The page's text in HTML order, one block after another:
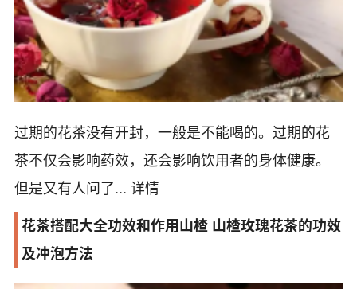
过期的花茶没有开封，一般是不能喝的。过期的花
茶不仅会影响药效，还会影响饮用者的身体健康。
但是又有人问了... 详情
花茶搭配大全功效和作用山楂 山楂玫瑰花茶的功效
及冲泡方法